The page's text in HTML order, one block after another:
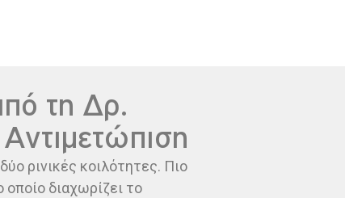
τη Δρ.
ρινικές κοιλότητες. Πιο
οποίο διαχωρίζει το